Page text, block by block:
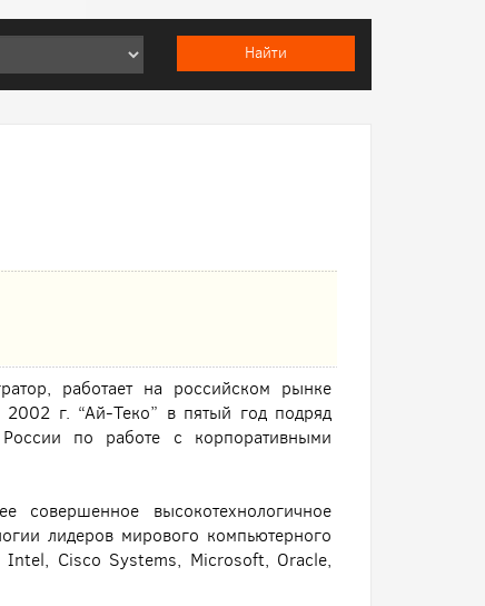
работает на российском рынке
г. “Ай-Теко” в пятый год подряд
по работе с корпоративными
совершенное высокотехнологичное
лидеров мирового компьютерного
Cisco Systems, Microsoft, Oracle,